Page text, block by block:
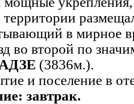
территории
в мирное
во второй по
(3836м.).
и поселение в
завтрак.